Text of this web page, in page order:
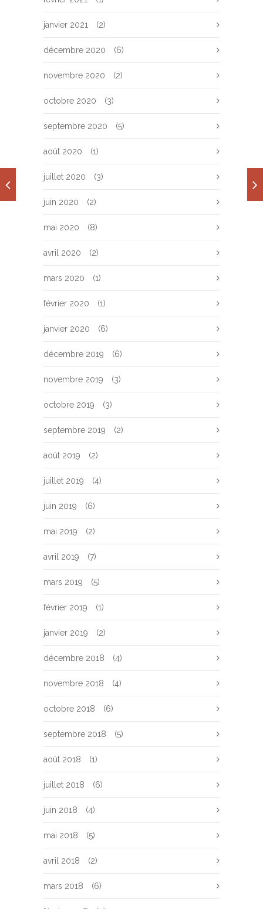
janvier 2021 (2)
décembre 2020 (6)
novembre 2020 (2)
octobre 2020 (3)
septembre 2020 (5)
août 2020 (1)
juillet 2020 (3)
juin 2020 (2)
mai 2020 (8)
avril 2020 (2)
mars 2020 (1)
février 2020 (1)
janvier 2020 (6)
décembre 2019 (6)
novembre 2019 (3)
octobre 2019 (3)
septembre 2019 (2)
août 2019 (2)
juillet 2019 (4)
juin 2019 (6)
mai 2019 (2)
avril 2019 (7)
mars 2019 (5)
février 2019 (1)
janvier 2019 (2)
décembre 2018 (4)
novembre 2018 (4)
octobre 2018 (6)
septembre 2018 (5)
août 2018 (1)
juillet 2018 (6)
juin 2018 (4)
mai 2018 (5)
avril 2018 (2)
mars 2018 (6)